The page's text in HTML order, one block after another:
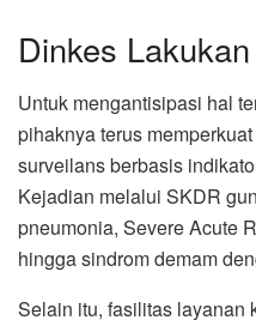
Dinkes
Untuk mengantisipasi hal
pihaknya terus
surveilans berbasis
Kejadian melalui SKDR
pneumonia, Severe Acute
hingga sindrom demam
Selain itu, fasilitas layanan